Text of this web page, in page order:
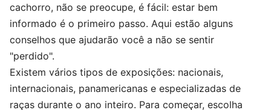
cachorro, não se preocupe, é fácil: estar bem
informado é o primeiro passo. Aqui estão alguns
conselhos que ajudarão você a não se sentir
"perdido".
Existem vários tipos de exposições: nacionais,
internacionais, panamericanas e especializadas de
raças durante o ano inteiro. Para começar, escolha